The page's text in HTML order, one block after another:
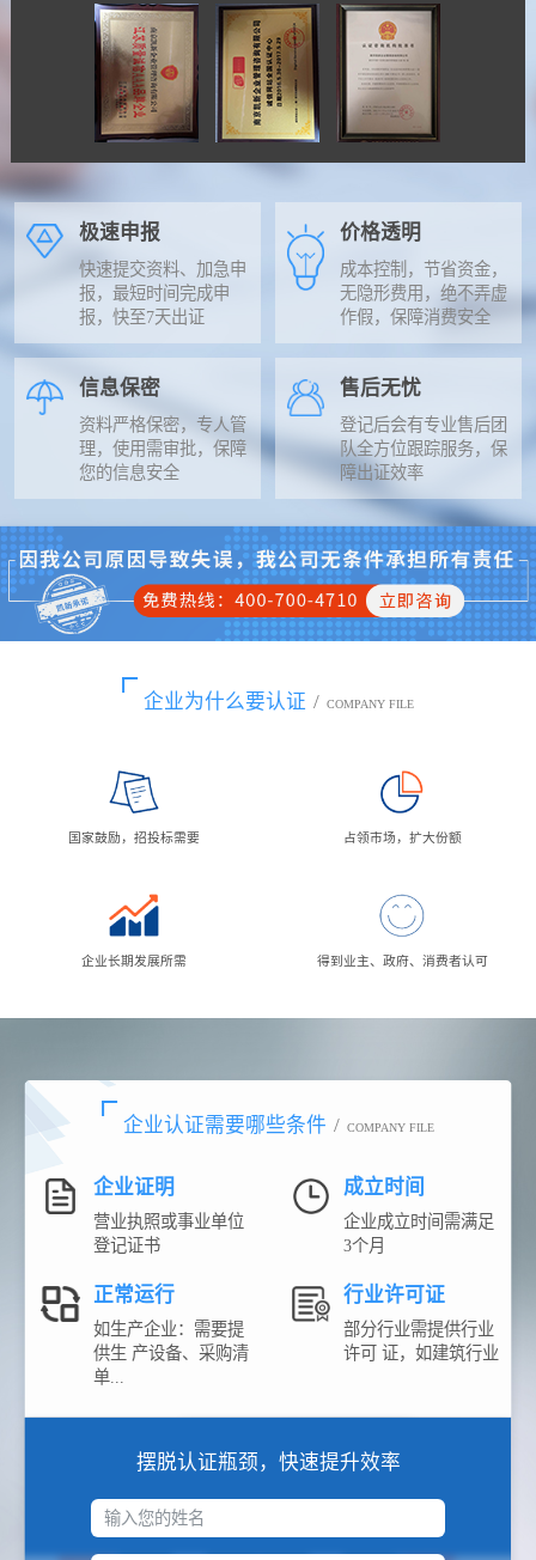
极速申报
快速提交资料、加急申
报，最短时间完成申
报，快至7天出证
价格透明
成本控制，节省资金，
无隐形费用，绝不弄虚
作假，保障消费安全
信息保密
资料严格保密，专人管
理，使用需审批，保障
您的信息安全
售后无忧
登记后会有专业售后团
队全方位跟踪服务，保
障出证效率
企业为什么要认证 / COMPANY FILE
国家鼓励，招投标需要 占领市场，扩大份额
企业长期发展所需 得到业主、政府、消费者认可
企业认证需要哪些条件 / COMPANY FILE
企业证明
营业执照或事业单位
登记证书
成立时间
企业成立时间需满足
3个月
正常运行
如生产企业：需要提
供生 产设备、采购清
单...
行业许可证
部分行业需提供行业
许可 证，如建筑行业
摆脱认证瓶颈，快速提升效率
输入您的姓名